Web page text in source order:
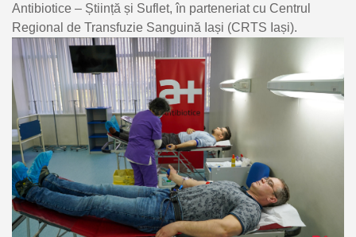
Antibiotice – Știință și Suflet, în parteneriat cu Centrul
Regional de Transfuzie Sanguină Iași (CRTS Iași).